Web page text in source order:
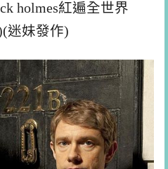
holmes紅遍全世界
迷妹發作)